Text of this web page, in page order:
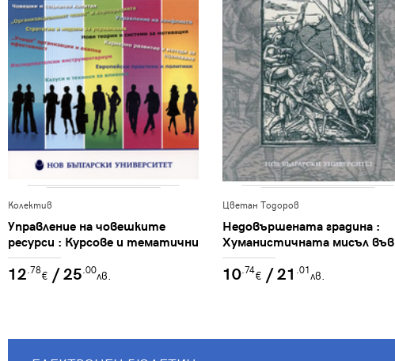
Колектив
Управление на човешките
ресурси : Курсове и тематични
направления за специализации
към магистърска програма
„Бизнес администрация“ :
12.78€ / 25.00лв.
Цветан Тодоров
Недовършената градина :
Хуманистичната мисъл във
Франция
10.74€ / 21 .01лв.